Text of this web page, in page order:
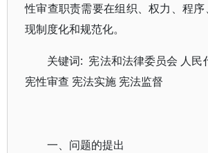
性审查职责需要在组织、权力、程
现制度化和规范化。
关键词: 宪法和法律委员会 人民
宪性审查 宪法实施 宪法监督
一、问题的提出